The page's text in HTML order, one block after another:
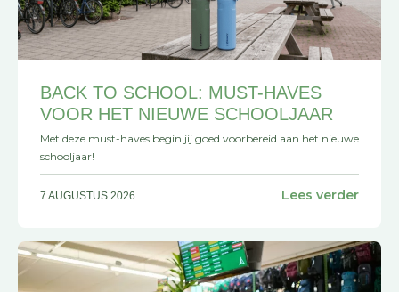
BACK TO SCHOOL: MUST-HAVES
VOOR HET NIEUWE SCHOOLJAAR
Met deze must-haves begin jij goed voorbereid aan het nieuwe
schooljaar!
7 AUGUSTUS 2026 Lees verder